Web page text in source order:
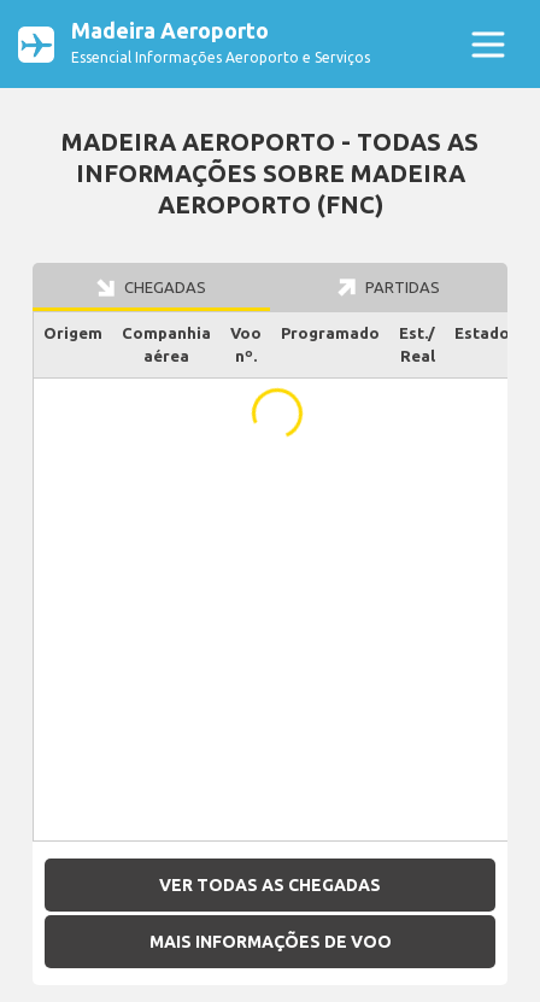
Madeira Aeroporto
Essencial Informações Aeroporto e Serviços
MADEIRA AEROPORTO - TODAS AS
INFORMAÇÕES SOBRE MADEIRA
AEROPORTO (FNC)
CHEGADAS PARTIDAS
Origem
Companhia
aérea
Voo
nº.
Programado
Est./
Real
Estado
...
VER TODAS AS CHEGADAS
MAIS INFORMAÇÕES DE VOO